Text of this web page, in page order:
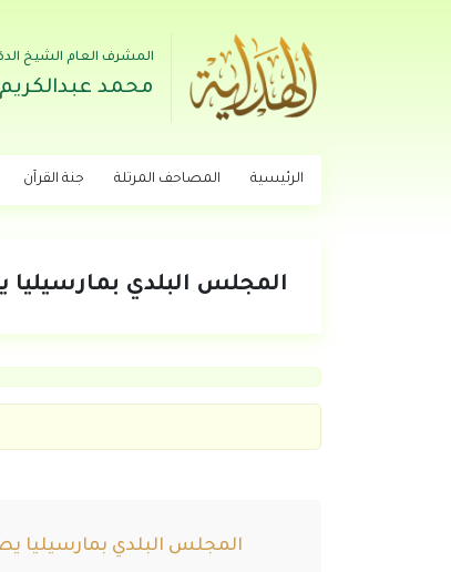
المشرف العام الشيخ
محمد
الرئيسية المصاحف المرتلة جنة القرآن
المجلس البلدي بمارسيليا
المجلس البلدي بمارسيليا